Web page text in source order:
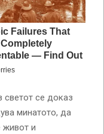
светот се доказ
минатото, да
живот и